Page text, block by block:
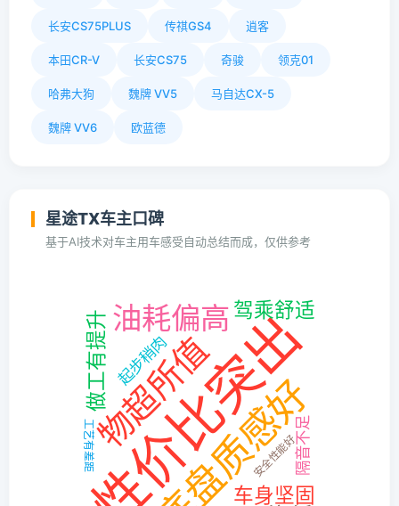
长安CS75PLUS 传祺GS4 逍客
本田CR-V 长安CS75 奇骏 领克01
哈弗大狗 魏牌 VV5 马自达CX-5
魏牌 VV6 欧蓝德
星途TX车主口碑
基于AI技术对车主用车感受自动总结而成，仅供参考